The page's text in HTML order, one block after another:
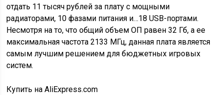
отдать 11 тысяч рублей за плату с мощными
радиаторами, 10 фазами питания и…18 USB-портами.
Несмотря на то, что общий объем ОП равен 32 Гб, а ее
максимальная частота 2133 МГц, данная плата является
самым лучшим решением для бюджетных игровых
систем.
Купить на AliExpress.com